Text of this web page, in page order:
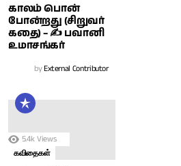
காலம் பொன்
போன்றது (சிறுவர்
கதை) – ✍ பவானி
உமாசங்கர்
byExternal Contributor
5.4k Views
கவிதைகள்